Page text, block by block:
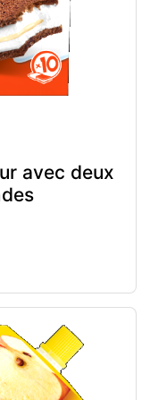
avec deux